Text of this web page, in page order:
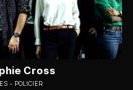
Cross
POLICIER